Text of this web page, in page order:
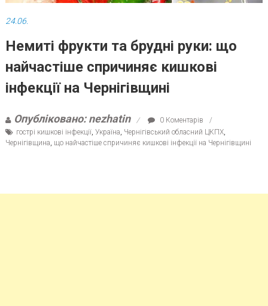
24.06.
Немиті фрукти та брудні руки: що
найчастіше спричиняє кишкові
інфекції на Чернігівщині
Опубліковано: nezhatin
0 Коментарів
гострі кишкові інфекції, Україна Чернігівський обласний ЦКПХ,
Чернігівщина що найчастіше спричиняє кишкові інфекції на Чернігівщині